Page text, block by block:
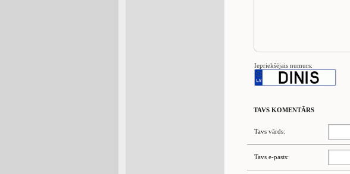
Iepriekšējais numurs:
TAVS KOMENTĀRS
Tavs vārds:
Tavs e-pasts: